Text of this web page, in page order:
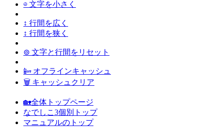
⊖ 文字を小さく
↕ 行間を広く
↕ 行間を狭く
⊚ 文字と行間をリセット
📴 オフラインキャッシュ
🗑 キャッシュクリア
🏡全体トップページ
なでしこ3個別トップ
マニュアルのトップ